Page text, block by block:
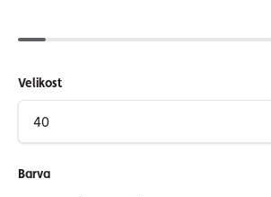
Velikost
Barva